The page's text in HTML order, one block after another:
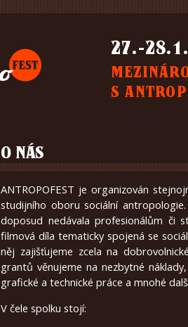
27.-
S
O NÁS
ANTROPOFEST je organizován
studijního oboru sociální
doposud nedávala profesionálům či
filmová díla tematicky spojená se
něj zajišťujeme zcela na
grantů věnujeme na nezbytné
grafické a technické práce a mnohé
V čele spolku stojí: